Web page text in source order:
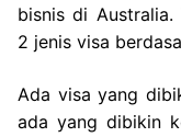
bisnis di Australia.
2 jenis visa
Ada visa yang
ada yang dibikin